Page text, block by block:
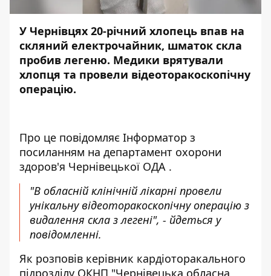
У Чернівцях 20-річний хлопець впав на
скляний електрочайник, шматок скла
пробив легеню. Медики врятували
хлопця та провели відеоторакоскопічну
операцію.
Про це повідомляє Інформатор з
посиланням на департамент охорони
здоров'я Чернівецької ОДА .
"В обласній клінічній лікарні провели
унікальну відеоторакоскопічну операцію з
видалення скла з легені", - йдеться у
повідомленні.
Як розповів керівник кардіоторакального
підрозділу ОКНП "Чернівецька обласна